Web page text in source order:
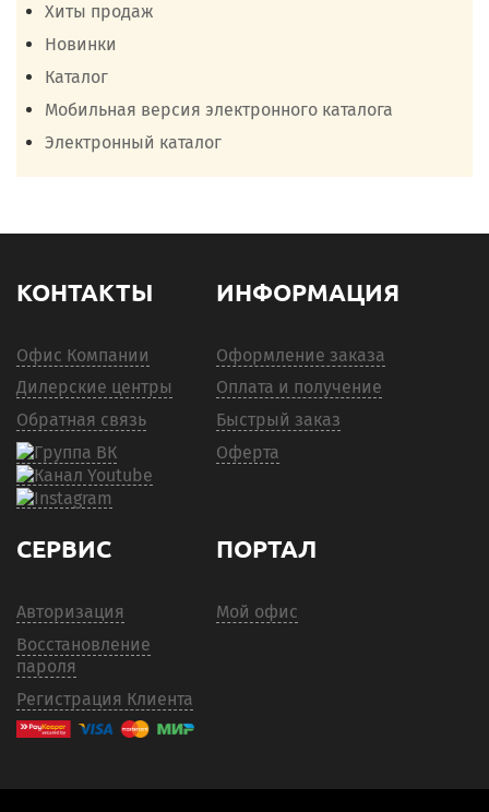
Хиты продаж
Новинки
Каталог
Мобильная версия электронного каталога
Электронный каталог
КОНТАКТЫ
Офис Компании
Дилерские центры
Обратная связь
ИНФОРМАЦИЯ
Оформление заказа
Оплата и получение
Быстрый заказ
Оферта
СЕРВИС
Авторизация
Восстановление
пароля
Регистрация Клиента
ПОРТАЛ
Мой офис